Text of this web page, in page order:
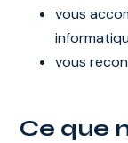
vous
vous
Ce que